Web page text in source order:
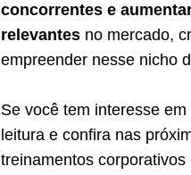
concorrentes e
relevantes no mercado,
empreender nesse nicho
Se você tem interesse
leitura e confira nas
treinamentos corporativos